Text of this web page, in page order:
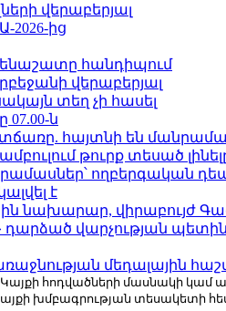
վերաբերյալ
2026-ից
հանդիպում
վերաբերյալ
տեղ չի հասել
07.00-ն
հայտնի են
թուրք տեսած
ողբերգական
է
նախարար, վիրաբույժ
վարչության պետին
մեդալային
Կայքի հոդվածների մասնակի
խմբագրության